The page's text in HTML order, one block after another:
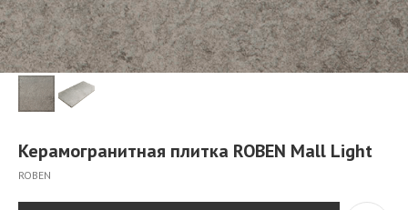
Керамогранитная плитка ROBEN Mall Light
ROBEN